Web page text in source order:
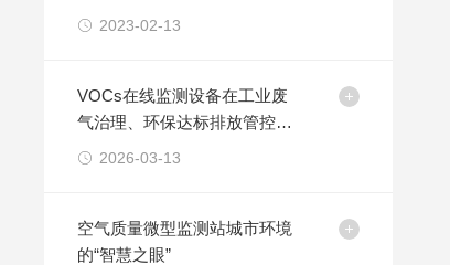
2023-02-13
VOCs在线监测设备在工业废
气治理、环保达标排放管控中
的应用价值解析
2026-03-13
空气质量微型监测站城市环境
的“智慧之眼”